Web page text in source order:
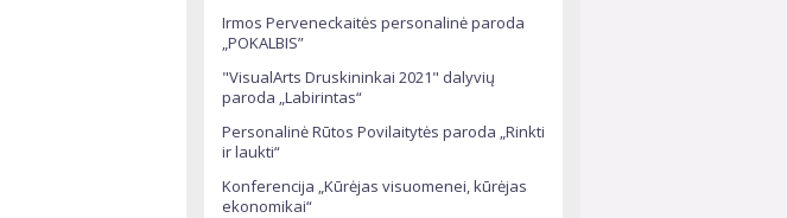
Irmos Perveneckaitės personalinė paroda
„POKALBIS”
"VisualArts Druskininkai 2021" dalyvių
paroda „Labirintas“
Personalinė Rūtos Povilaitytės paroda „Rinkti
ir laukti“
Konferencija „Kūrėjas visuomenei, kūrėjas
ekonomikai“